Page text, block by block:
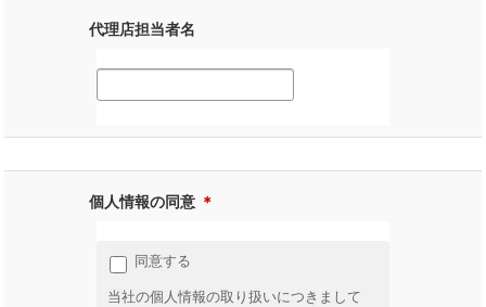
代理店担当者名
個人情報の同意 ＊
同意する
当社の個人情報の取り扱いにつきまして